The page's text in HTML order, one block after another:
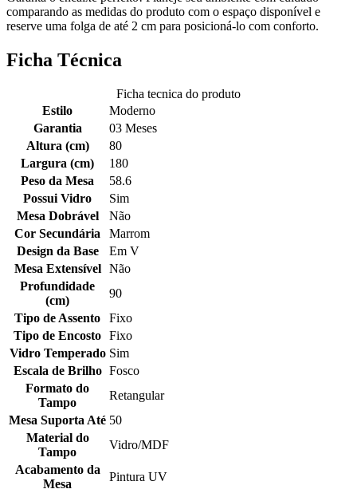
comparando as medidas do produto com o espaço disponível e
reserve uma folga de até 2 cm para posicioná-lo com conforto.
Ficha Técnica
Ficha tecnica do produto
Estilo
Moderno
Garantia
03 Meses
Altura (cm)
80
Largura (cm)
180
Peso da Mesa
58.6
Possui Vidro
Sim
Mesa Dobrável
Não
Cor Secundária
Marrom
Design da Base
Em V
Mesa Extensível
Não
Profundidade
(cm)
90
Tipo de Assento
Fixo
Tipo de Encosto Fixo
Vidro Temperado Sim
Escala de Brilho Fosco
Formato do
Tampo
Retangular
Mesa Suporta Até 50
Material do
Tampo
Vidro/MDF
Acabamento da
Mesa
Pintura UV